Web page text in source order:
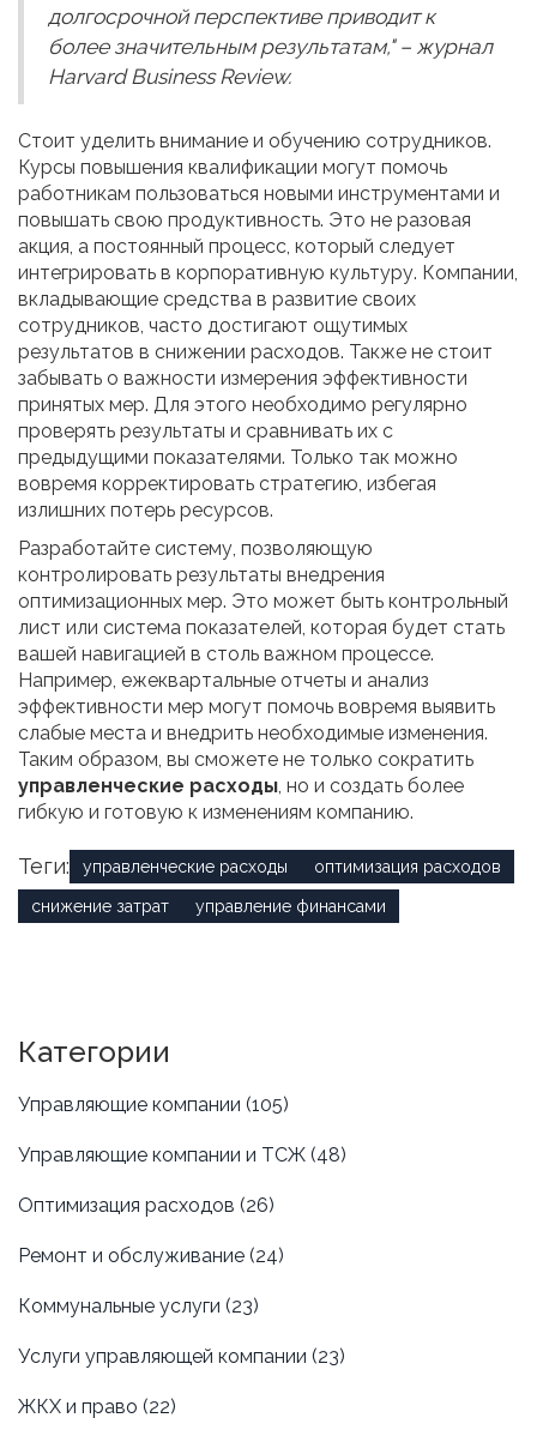
долгосрочной перспективе приводит к
более значительным результатам," – журнал
Harvard Business Review.
Стоит уделить внимание и обучению сотрудников.
Курсы повышения квалификации могут помочь
работникам пользоваться новыми инструментами и
повышать свою продуктивность. Это не разовая
акция, а постоянный процесс, который следует
интегрировать в корпоративную культуру. Компании,
вкладывающие средства в развитие своих
сотрудников, часто достигают ощутимых
результатов в снижении расходов. Также не стоит
забывать о важности измерения эффективности
принятых мер. Для этого необходимо регулярно
проверять результаты и сравнивать их с
предыдущими показателями. Только так можно
вовремя корректировать стратегию, избегая
излишних потерь ресурсов.
Разработайте систему, позволяющую
контролировать результаты внедрения
оптимизационных мер. Это может быть контрольный
лист или система показателей, которая будет стать
вашей навигацией в столь важном процессе.
Например, ежеквартальные отчеты и анализ
эффективности мер могут помочь вовремя выявить
слабые места и внедрить необходимые изменения.
Таким образом, вы сможете не только сократить
управленческие расходы , но и создать более
гибкую и готовую к изменениям компанию.
Теги: управленческие расходы оптимизация расходов
снижение затрат управление финансами
Категории
Управляющие компании (105)
Управляющие компании и ТСЖ (48)
Оптимизация расходов (26)
Ремонт и обслуживание (24)
Коммунальные услуги (23)
Услуги управляющей компании (23)
ЖКХ и право (22)